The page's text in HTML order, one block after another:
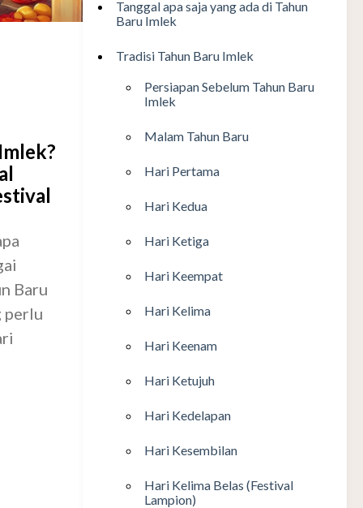
Tanggal apa saja yang ada di Tahun
Baru Imlek
Tradisi Tahun Baru Imlek
Persiapan Sebelum Tahun Baru
Imlek
Malam Tahun Baru
Hari Pertama
Hari Kedua
Hari Ketiga
Hari Keempat
Hari Kelima
Hari Keenam
Hari Ketujuh
Hari Kedelapan
Hari Kesembilan
Hari Kelima Belas (Festival
Lampion)
Baru
perlu